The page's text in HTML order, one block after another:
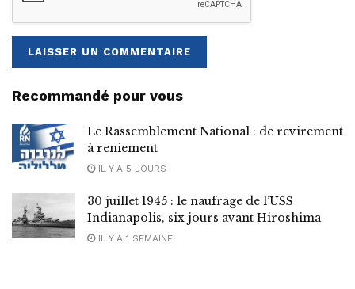
Recommandé pour vous
Le Rassemblement National : de revirement
à reniement
IL Y A 5 JOURS
30 juillet 1945 : le naufrage de l’USS
Indianapolis, six jours avant Hiroshima
IL Y A 1 SEMAINE